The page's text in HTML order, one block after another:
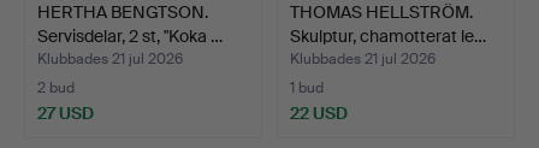
HERTHA BENGTSON.
Servisdelar, 2 st, "Koka …
Klubbades 21 jul 2026
2 bud
27 USD
THOMAS HELLSTRÖM.
Skulptur, chamotterat le…
Klubbades 21 jul 2026
1 bud
22 USD